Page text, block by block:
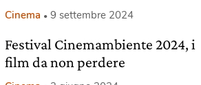
Cinema 9 settembre 2024
Festival Cinemambiente 2024, i
film da non perdere